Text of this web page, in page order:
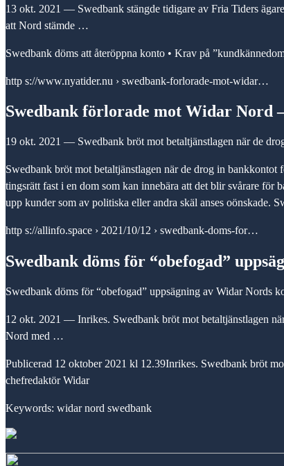
13 okt. 2021 — Swedbank stängde tidigare av Fria Tiders
att Nord stämde …
Swedbank döms att återöppna konto • Krav på
http s://www.nyatider.nu › swedbank-forlorade-mot-widar…
Swedbank förlorade mot Widar Nord
19 okt. 2021 — Swedbank bröt mot betaltjänstlagen när de
Swedbank bröt mot betaltjänstlagen när de drog in
tingsrätt fast i en dom som kan innebära att det blir svårare för
upp kunder som av politiska eller andra skäl anses oönskade.
http s://allinfo.space › 2021/10/12 › swedbank-doms-for…
Swedbank döms för “obefogad”
Swedbank döms för “obefogad” uppsägning av Widar Nords
12 okt. 2021 — Inrikes. Swedbank bröt mot betaltjänstlagen
Nord med …
Publicerad 12 oktober 2021 kl 12.39Inrikes. Swedbank bröt
chefredaktör Widar
Keywords: widar nord swedbank